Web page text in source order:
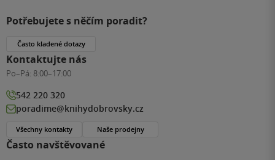
Často navštěvované
Potřebujete s něčím poradit?
Často kladené dotazy
Kontaktujte nás
Po–Pá: 8:00–17:00
542 220 320
poradime@knihydobrovsky.cz
Všechny kontakty Naše prodejny